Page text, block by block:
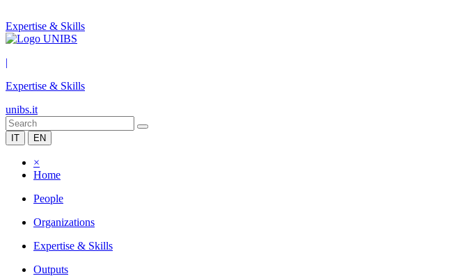
Expertise & Skills
|
Expertise & Skills
unibs.it
IT EN
×
Home
People
Organizations
Expertise & Skills
Outputs